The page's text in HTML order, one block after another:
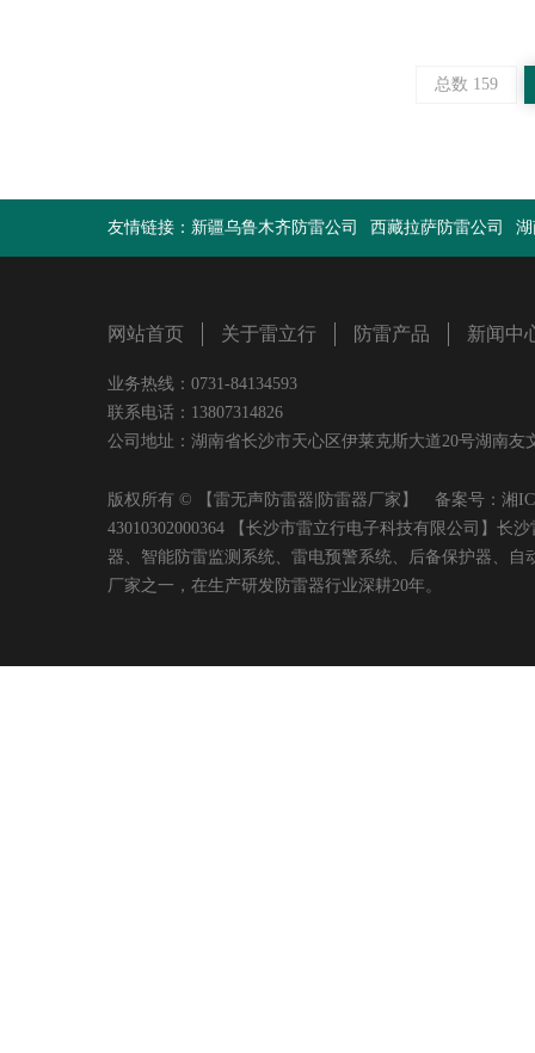
总数 159
友情链接： 新疆乌鲁木齐防雷公司 西藏拉萨防雷公司
网站首页 关于雷立行 防雷产品 新闻中
业务热线：0731-84134593
联系电话：13807314826
公司地址：湖南省长沙市天心区伊莱克斯大道20号湖南
版权所有 © 【雷无声防雷器|防雷器厂家】 备案号： 湘
43010302000364 【长沙市雷立行电子科技有限公司】长
器、智能防雷监测系统、雷电预警系统、后备保护器、
厂家之一，在生产研发防雷器行业深耕20年。